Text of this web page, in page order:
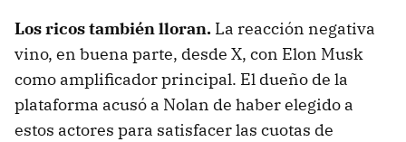
Los ricos también lloran. La reacción negativa
vino, en buena parte, desde X, con Elon Musk
como amplificador principal. El dueño de la
plataforma acusó a Nolan de haber elegido a
estos actores para satisfacer las cuotas de